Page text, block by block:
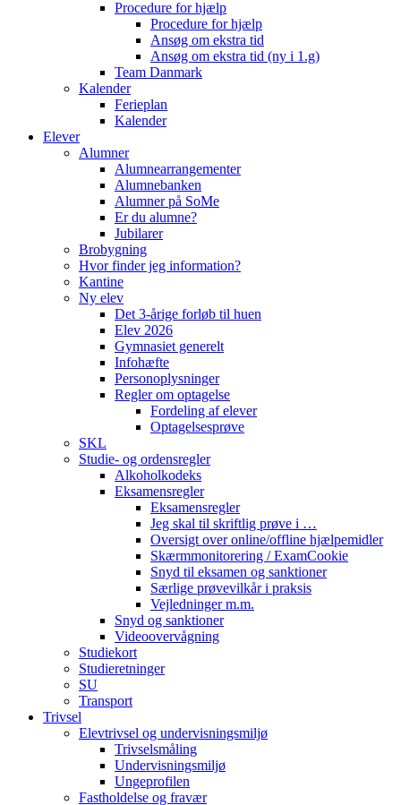
Procedure for hjælp
Procedure for hjælp
Ansøg om ekstra tid
Ansøg om ekstra tid (ny i 1.g)
Team Danmark
Kalender
Ferieplan
Kalender
Elever
Alumner
Alumnearrangementer
Alumnebanken
Alumner på SoMe
Er du alumne?
Jubilarer
Brobygning
Hvor finder jeg information?
Kantine
Ny elev
Det 3-årige forløb til huen
Elev 2026
Gymnasiet generelt
Infohæfte
Personoplysninger
Regler om optagelse
Fordeling af elever
Optagelsesprøve
SKL
Studie- og ordensregler
Alkoholkodeks
Eksamensregler
Eksamensregler
Jeg skal til skriftlig prøve i …
Oversigt over online/offline hjælpemidler
Skærmmonitorering / ExamCookie
Snyd til eksamen og sanktioner
Særlige prøvevilkår i praksis
Vejledninger m.m.
Snyd og sanktioner
Videoovervågning
Studiekort
Studieretninger
SU
Transport
Trivsel
Elevtrivsel og undervisningsmiljø
Trivselsmåling
Undervisningsmiljø
Ungeprofilen
Fastholdelse og fravær